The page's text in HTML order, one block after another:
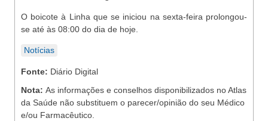
O boicote à Linha que se iniciou na sexta-feira prolongou-
se até às 08:00 do dia de hoje.
Notícias
Fonte: Diário Digital
Nota: As informações e conselhos disponibilizados no Atlas
da Saúde não substituem o parecer/opinião do seu Médico
e/ou Farmacêutico.